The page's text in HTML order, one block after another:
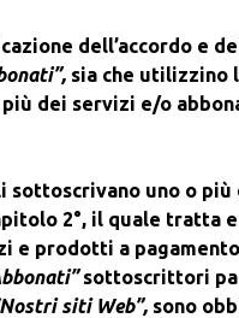
dell’accordo e
sia che utilizzino
dei servizi e/o
sottoscrivano uno o
2°, il quale tratta
e prodotti a
sottoscrittori
siti Web”, sono